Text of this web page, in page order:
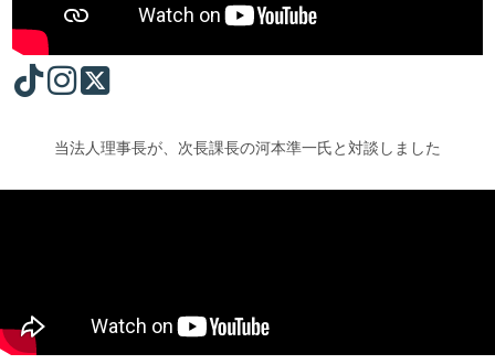
当法人理事長が、次長課長の河本準一氏と対談しました